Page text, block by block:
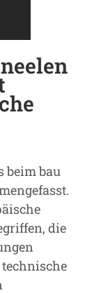
beim bau
die